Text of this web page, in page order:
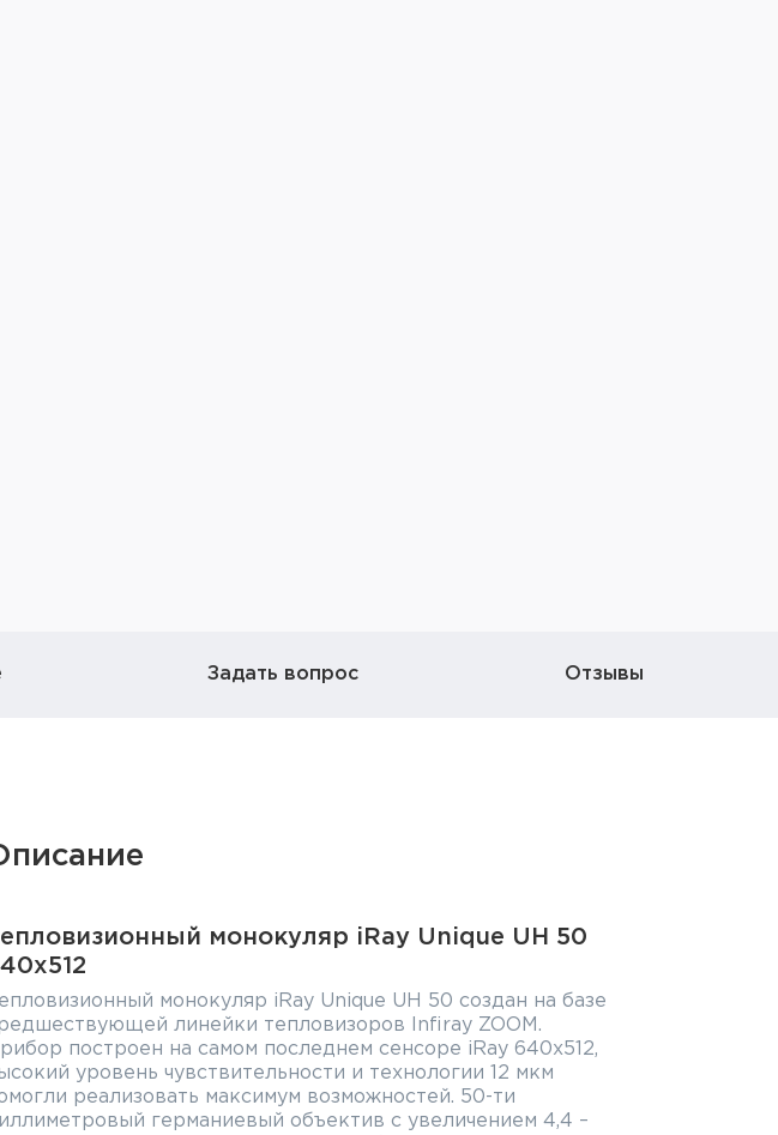
Задать вопрос Отзывы
монокуляр iRay Unique UH 50
монокуляр iRay Unique UH 50 создан на базе
линейки тепловизоров Infiray ZOOM.
построен на самом последнем сенсоре iRay 640х512,
уровень чувствительности и технологии 12 мкм
реализовать максимум возможностей. 50-ти
германиевый объектив с увеличением 4,4 –